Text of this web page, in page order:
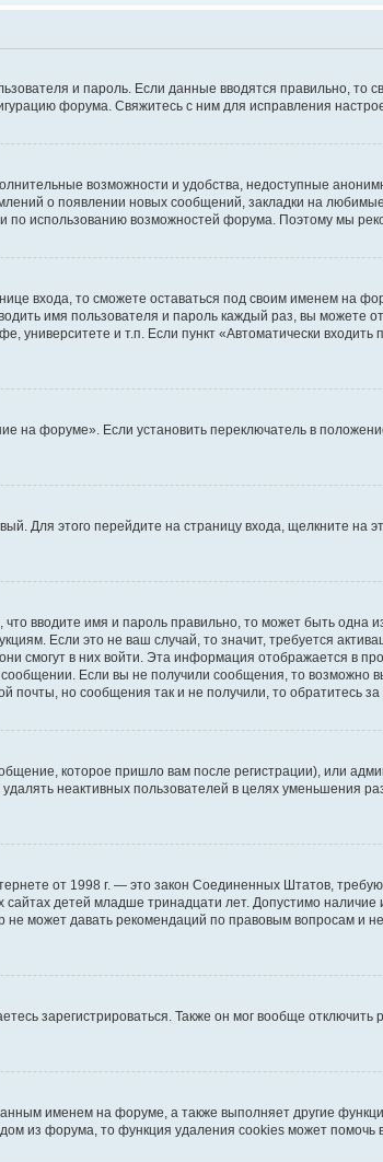
и пароль. Если данные вводятся правильно,
форума. Свяжитесь с ним для исправления
возможности и удобства, недоступные
о появлении новых сообщений, закладки на
использованию возможностей форума. Поэтому мы
входа, то сможете оставаться под своим именем на
имя пользователя и пароль каждый раз, вы можете
и т.п. Если пункт «Автоматически входить
на форуме». Если установить переключатель в
Для этого перейдите на страницу входа, щелкните
вводите имя и пароль правильно, то может быть одна
Если это не ваш случай, то значит, требуется
смогут в них войти. Эта информация отображается в
Если вы не получили сообщения, то возможно
почты, но сообщения так и не получили, то обратитесь
которое пришло вам после регистрации), или
неактивных пользователей в целях уменьшения
от 1998 г. — это закон Соединенных Штатов,
детей младше тринадцати лет. Допустимо
может давать рекомендаций по правовым вопросам и
зарегистрироваться. Также он мог вообще
именем на форуме, а также выполняет другие
из форума, то функция удаления cookies может помочь